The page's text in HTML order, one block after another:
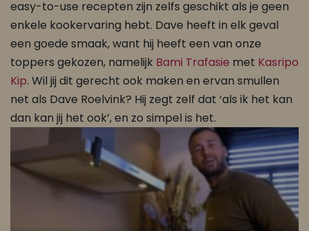
easy-to-use recepten zijn zelfs geschikt als je geen
enkele kookervaring hebt. Dave heeft in elk geval
een goede smaak, want hij heeft een van onze
toppers gekozen, namelijk Bami Trafasie met Kasripo
Kip. Wil jij dit gerecht ook maken en ervan smullen
net als Dave Roelvink? Hij zegt zelf dat ‘als ik het kan
dan kan jij het ook’, en zo simpel is het.